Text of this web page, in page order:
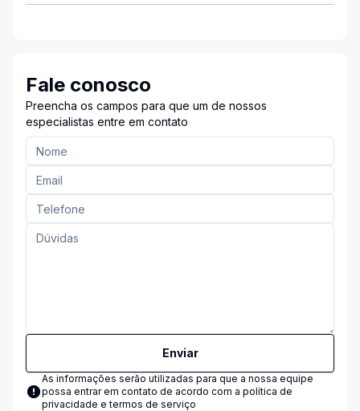
Fale conosco
Preencha os campos para que um de nossos
especialistas entre em contato
Enviar
As informações serão utilizadas para que a nossa equipe
possa entrar em contato de acordo com a política de
privacidade e termos de serviço